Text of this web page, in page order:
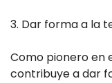
3. Dar forma a la
Como pionero en
contribuye a dar